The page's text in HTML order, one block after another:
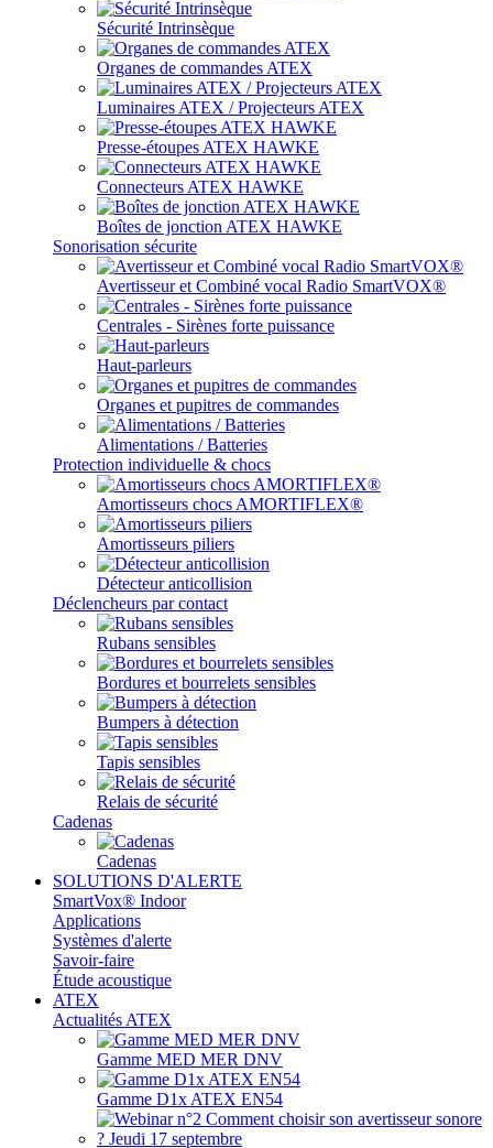
Sécurité Intrinsèque
Organes de commandes ATEX
Luminaires ATEX / Projecteurs ATEX
Presse-étoupes ATEX HAWKE
Connecteurs ATEX HAWKE
Boîtes de jonction ATEX HAWKE
Sonorisation sécurite
Avertisseur et Combiné vocal Radio SmartVOX®
Centrales - Sirènes forte puissance
Haut-parleurs
Organes et pupitres de commandes
Alimentations / Batteries
Protection individuelle & chocs
Amortisseurs chocs AMORTIFLEX®
Amortisseurs piliers
Détecteur anticollision
Déclencheurs par contact
Rubans sensibles
Bordures et bourrelets sensibles
Bumpers à détection
Tapis sensibles
Relais de sécurité
Cadenas
Cadenas
SOLUTIONS D'ALERTE
SmartVox® Indoor
Applications
Systèmes d'alerte
Savoir-faire
Étude acoustique
ATEX
Actualités ATEX
Gamme MED MER DNV
Gamme D1x ATEX EN54